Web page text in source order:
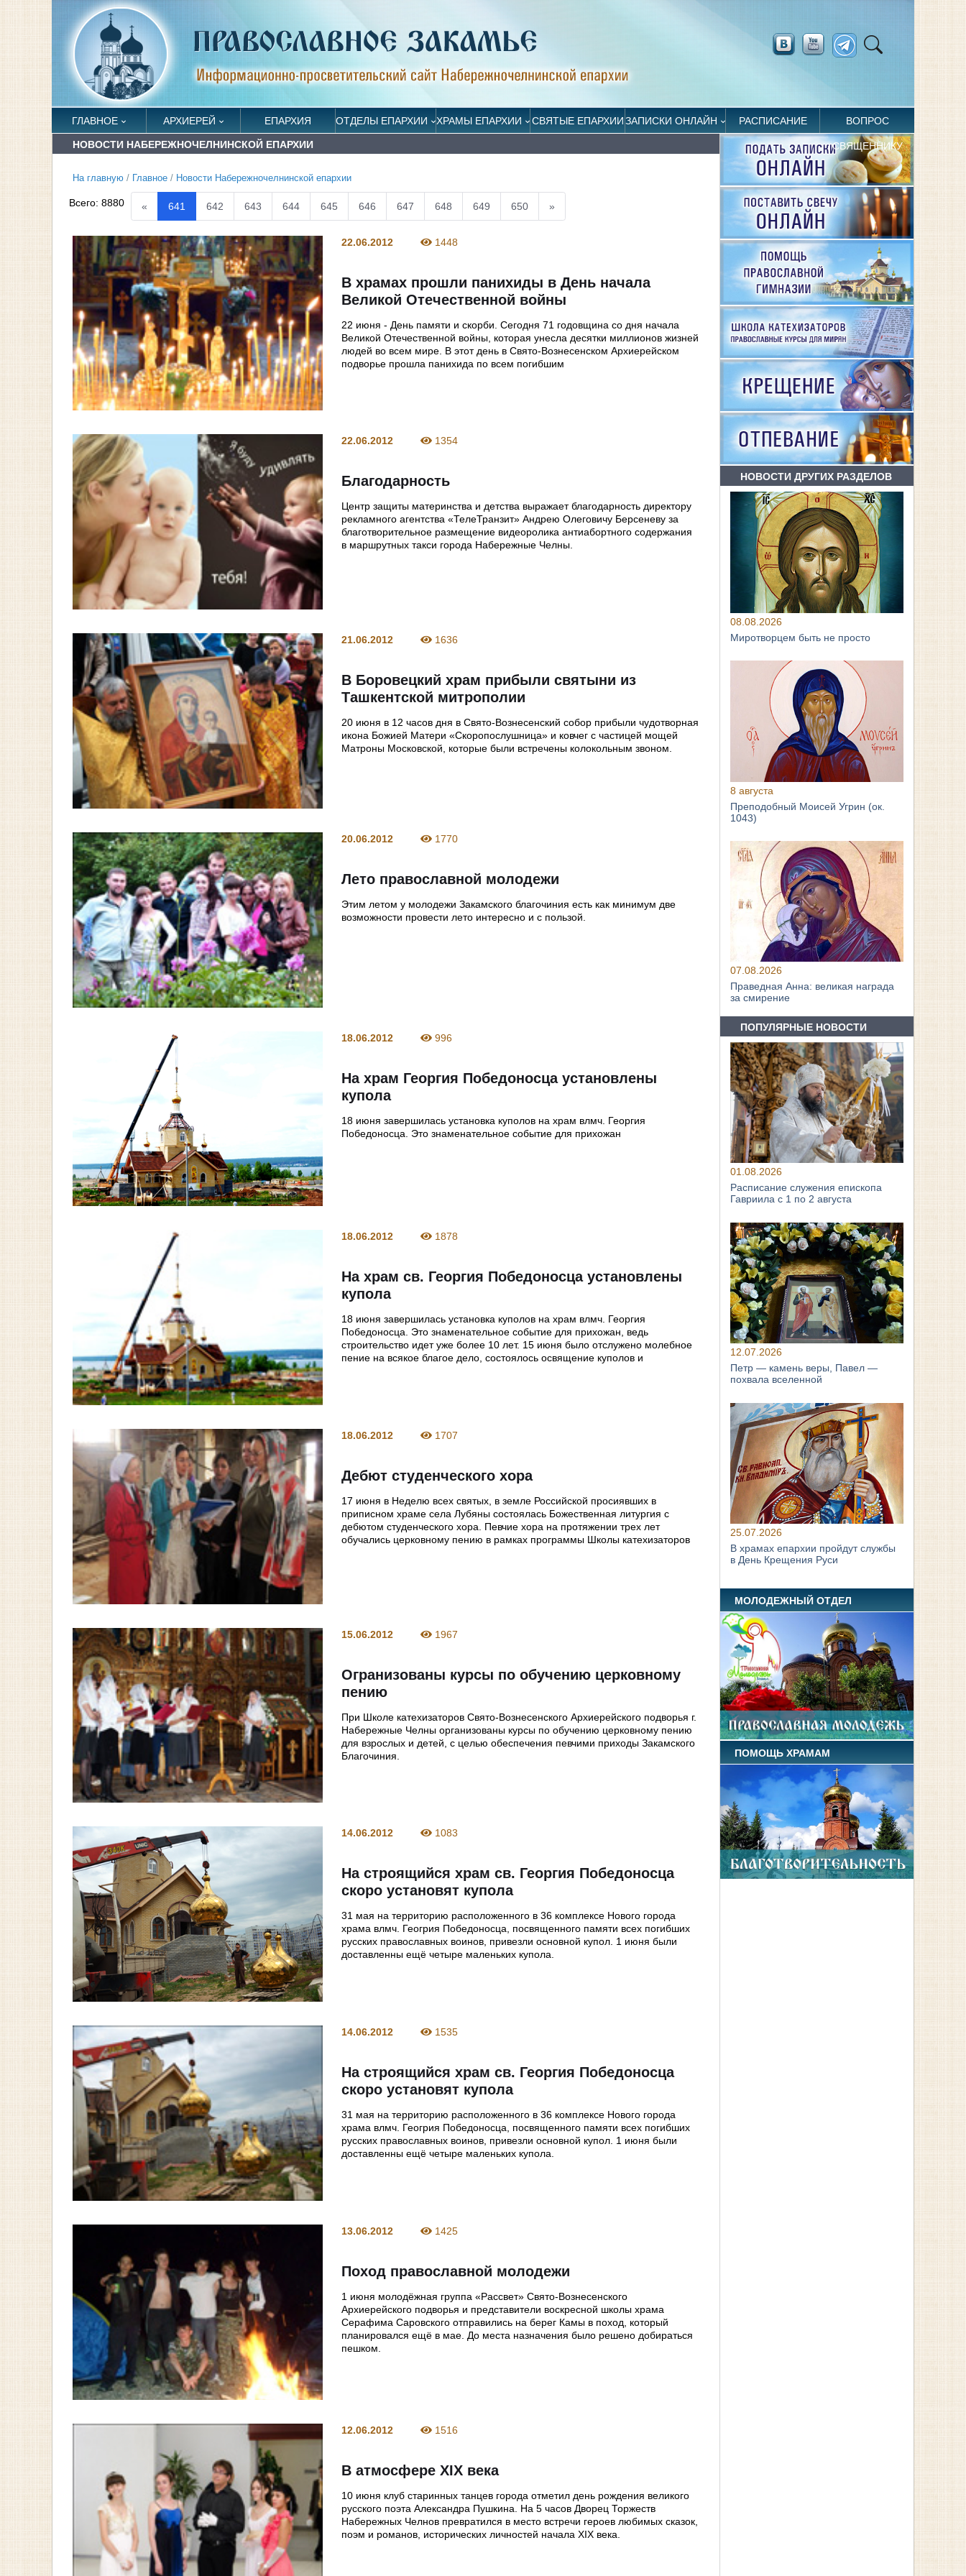
ГЛАВНОЕ АРХИЕРЕЙ ЕПАРХИЯ ОТДЕЛЫ ЕПАРХИИ ХРАМЫ ЕПАРХИИ СВЯТЫЕ ЕПАРХИИЗАПИСКИ ОНЛАЙН РАСПИСАНИЕ ВОПРОС
СВЯЩЕННИКУ
НОВОСТИ НАБЕРЕЖНОЧЕЛНИНСКОЙ ЕПАРХИИ
На главную / Главное / Новости Набережночелнинской епархии
Всего:8880 « 641 642 643 644 645 646 647 648 649 650 »
22.06.2012 1448
В храмах прошли панихиды в День начала
Великой Отечественной войны
22 июня - День памяти и скорби. Сегодня 71 годовщина со дня начала
Великой Отечественной войны, которая унесла десятки миллионов жизней
людей во всем мире. В этот день в Свято-Вознесенском Архиерейском
подворье прошла панихида по всем погибшим
22.06.2012 1354
Благодарность
Центр защиты материнства и детства выражает благодарность директору
рекламного агентства «ТелеТранзит» Андрею Олеговичу Берсеневу за
благотворительное размещение видеоролика антиабортного содержания
в маршрутных такси города Набережные Челны.
21.06.2012 1636
В Боровецкий храм прибыли святыни из
Ташкентской митрополии
20 июня в 12 часов дня в Свято-Вознесенский собор прибыли чудотворная
икона Божией Матери «Скоропослушница» и ковчег с частицей мощей
Матроны Московской, которые были встречены колокольным звоном.
20.06.2012 1770
Лето православной молодежи
Этим летом у молодежи Закамского благочиния есть как минимум две
возможности провести лето интересно и с пользой.
18.06.2012 996
На храм Георгия Победоносца установлены
купола
18 июня завершилась установка куполов на храм влмч. Георгия
Победоносца. Это знаменательное событие для прихожан
18.06.2012 1878
На храм св. Георгия Победоносца установлены
купола
18 июня завершилась установка куполов на храм влмч. Георгия
Победоносца. Это знаменательное событие для прихожан, ведь
строительство идет уже более 10 лет. 15 июня было отслужено молебное
пение на всякое благое дело, состоялось освящение куполов и
18.06.2012 1707
Дебют студенческого хора
17 июня в Неделю всех святых, в земле Российской просиявших в
приписном храме села Лубяны состоялась Божественная литургия с
дебютом студенческого хора. Певчие хора на протяжении трех лет
обучались церковному пению в рамках программы Школы катехизаторов
15.06.2012 1967
Огранизованы курсы по обучению церковному
пению
При Школе катехизаторов Свято-Вознесенского Архиерейского подворья г.
Набережные Челны организованы курсы по обучению церковному пению
для взрослых и детей, с целью обеспечения певчими приходы Закамского
Благочиния.
14.06.2012 1083
На строящийся храм св. Георгия Победоносца
скоро установят купола
31 мая на территорию расположенного в 36 комплексе Нового города
храма влмч. Геогрия Победоносца, посвященного памяти всех погибших
русских православных воинов, привезли основной купол. 1 июня были
доставленны ещё четыре маленьких купола.
14.06.2012 1535
На строящийся храм св. Георгия Победоносца
скоро установят купола
31 мая на территорию расположенного в 36 комплексе Нового города
храма влмч. Геогрия Победоносца, посвященного памяти всех погибших
русских православных воинов, привезли основной купол. 1 июня были
доставленны ещё четыре маленьких купола.
13.06.2012 1425
Поход православной молодежи
1 июня молодёжная группа «Рассвет» Свято-Вознесенского
Архиерейского подворья и представители воскресной школы храма
Серафима Саровского отправились на берег Камы в поход, который
планировался ещё в мае. До места назначения было решено добираться
пешком.
12.06.2012 1516
В атмосфере XIX века
10 июня клуб старинных танцев города отметил день рождения великого
русского поэта Александра Пушкина. На 5 часов Дворец Торжеств
Набережных Челнов превратился в место встречи героев любимых сказок,
поэм и романов, исторических личностей начала XIX века.
НОВОСТИ ДРУГИХ РАЗДЕЛОВ
08.08.2026
Миротворцем быть не просто
8 августа
Преподобный Моисей Угрин (ок.
1043)
07.08.2026
Праведная Анна: великая награда
за смирение
ПОПУЛЯРНЫЕ НОВОСТИ
01.08.2026
Расписание служения епископа
Гавриила с 1 по 2 августа
12.07.2026
Петр — камень веры, Павел —
похвала вселенной
25.07.2026
В храмах епархии пройдут службы
в День Крещения Руси
МОЛОДЕЖНЫЙ ОТДЕЛ
ПОМОЩЬ ХРАМАМ